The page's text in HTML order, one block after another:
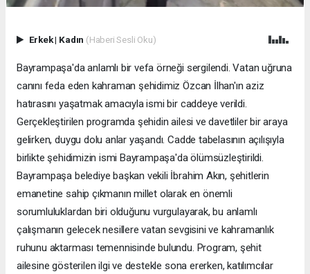
Erkek| Kadın (Haberi Sesli Oku)
Bayrampaşa'da anlamlı bir vefa örneği sergilendi. Vatan uğruna
canını feda eden kahraman şehidimiz Özcan İlhan'ın aziz
hatırasını yaşatmak amacıyla ismi bir caddeye verildi.
Gerçekleştirilen programda şehidin ailesi ve davetliler bir araya
gelirken, duygu dolu anlar yaşandı. Cadde tabelasının açılışıyla
birlikte şehidimizin ismi Bayrampaşa'da ölümsüzleştirildi.
Bayrampaşa belediye başkan vekili İbrahim Akın, şehitlerin
emanetine sahip çıkmanın millet olarak en önemli
sorumluluklardan biri olduğunu vurgulayarak, bu anlamlı
çalışmanın gelecek nesillere vatan sevgisini ve kahramanlık
ruhunu aktarması temennisinde bulundu. Program, şehit
ailesine gösterilen ilgi ve destekle sona ererken, katılımcılar